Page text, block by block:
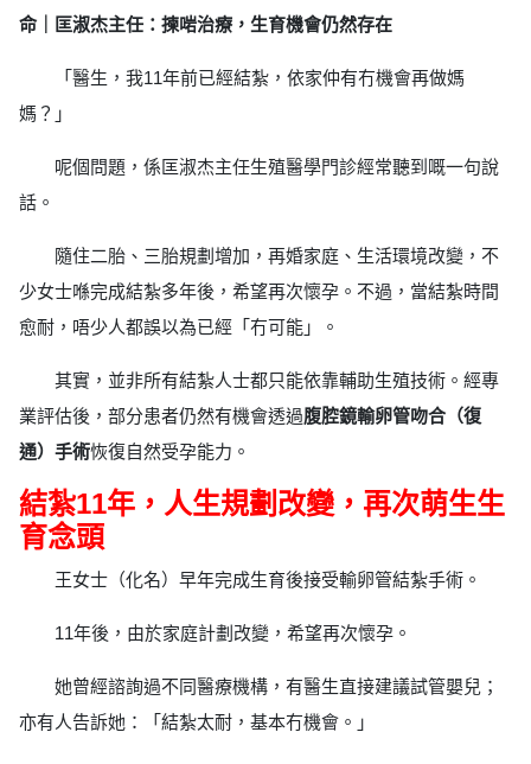
命｜匡淑杰主任：揀啱治療，生育機會仍然存在
「醫生，我11年前已經結紮，依家仲有冇機會再做媽
媽？」
呢個問題，係匡淑杰主任生殖醫學門診經常聽到嘅一句說
話。
隨住二胎、三胎規劃增加，再婚家庭、生活環境改變，不
少女士喺完成結紮多年後，希望再次懷孕。不過，當結紮時間
愈耐，唔少人都誤以為已經「冇可能」。
其實，並非所有結紮人士都只能依靠輔助生殖技術。經專
業評估後，部分患者仍然有機會透過腹腔鏡輸卵管吻合（復
通）手術恢復自然受孕能力。
結紮11年，人生規劃改變，再次萌生生
育念頭
王女士（化名）早年完成生育後接受輸卵管結紮手術。
11年後，由於家庭計劃改變，希望再次懷孕。
她曾經諮詢過不同醫療機構，有醫生直接建議試管嬰兒；
亦有人告訴她：「結紮太耐，基本冇機會。」